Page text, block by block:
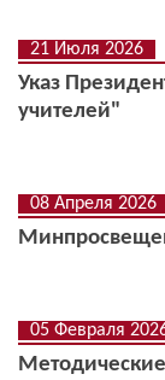
21 Июля 2026
Указ
учителей"
08 Апреля 2026
05 Февраля